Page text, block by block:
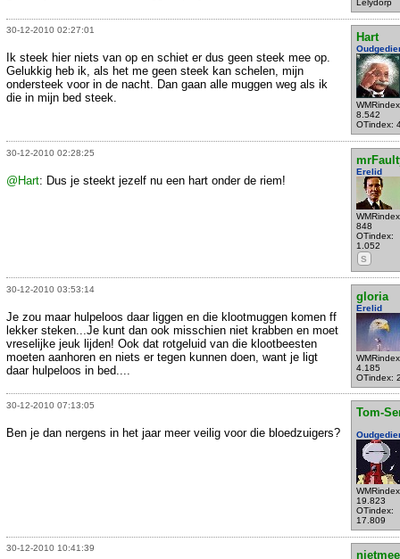
Lelydorp
30-12-2010 02:27:01
Hart
8.542
OTindex:
Ik steek hier niets van op en schiet er dus geen steek mee op.
Gelukkig heb ik, als het me geen steek kan schelen, mijn
ondersteek voor in de nacht. Dan gaan alle muggen weg als ik
die in mijn bed steek.
30-12-2010 02:28:25
Erelid
848
OTindex:
1.052
S
@Hart: Dus je steekt jezelf nu een hart onder de riem!
30-12-2010 03:53:14
gloria
Erelid
4.185
OTindex:
Je zou maar hulpeloos daar liggen en die klootmuggen komen ff
lekker steken...Je kunt dan ook misschien niet krabben en moet
vreselijke jeuk lijden! Ook dat rotgeluid van die klootbeesten
moeten aanhoren en niets er tegen kunnen doen, want je ligt
daar hulpeloos in bed....
30-12-2010 07:13:05
Tom-
19.823
OTindex:
17.809
Ben je dan nergens in het jaar meer veilig voor die bloedzuigers?
30-12-2010 10:41:39